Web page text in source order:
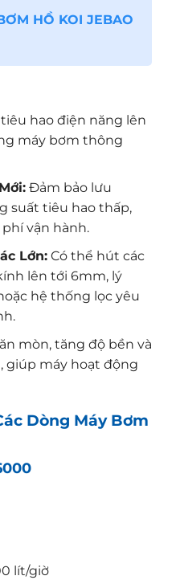
HỒ KOI JEBAO
hao điện năng lên
máy bơm thông
Đảm bảo lưu
suất tiêu hao thấp,
vận hành.
Lớn:Có thể hút các
lên tới 6mm, lý
hệ thống lọc yêu
mòn, tăng độ bền và
giúp máy hoạt động
Dòng Máy Bơm
lít/giờ